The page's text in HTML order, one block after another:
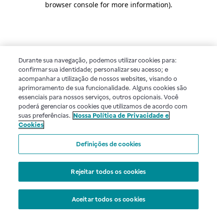
browser console for more information).
Durante sua navegação, podemos utilizar cookies para:
confirmar sua identidade; personalizar seu acesso; e
acompanhar a utilização de nossos websites, visando o
aprimoramento de sua funcionalidade. Alguns cookies são
essenciais para nossos serviços, outros opcionais. Você
poderá gerenciar os cookies que utilizamos de acordo com
suas preferências. Nossa Política de Privacidade e
Cookies
Definições de cookies
Rejeitar todos os cookies
Aceitar todos os cookies